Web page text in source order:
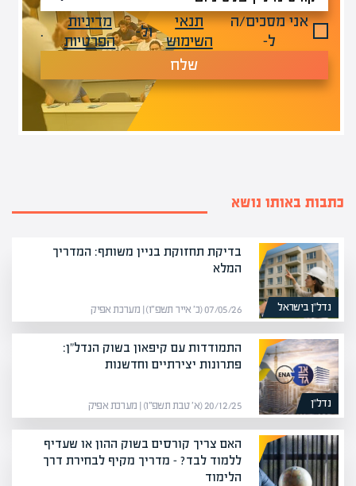
אני מסכים/ה
ל-
תנאי
השימוש
ול-
מדיניות
הפרטיות
.
שלח
כתבות באותו נושא
נדל”ן בישראל
בדיקת תחזוקת בניין משותף: המדריך
המלא
07/05/26 (כ׳ אייר תשפ״ו) | מערכת אפיק
נדל”ן
התמודדות עם קיפאון בשוק הנדל"ן:
פתרונות יצירתיים וחדשנות
20/12/25 (א׳ טבת תשפ״ו) | מערכת אפיק
האם צריך קורסים בשוק ההון או שעדיף
ללמוד לבד? – מדריך מקיף לבחירת דרך
הלימוד